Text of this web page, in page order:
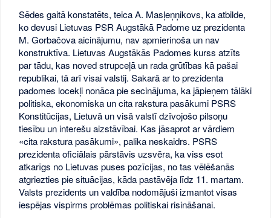
Sēdes gaitā konstatēts, teica A. Masļeņņikovs, ka atbilde,
ko devusi Lietuvas PSR Augstākā Padome uz prezidenta
M. Gorbačova aicinājumu, nav apmierinoša un nav
konstruktīva. Lietuvas Augstākās Padomes kurss atzīts
par tādu, kas noved strupceļā un rada grūtības kā pašai
republikai, tā arī visai valstij. Sakarā ar to prezidenta
padomes locekļi nonāca pie secinājuma, ka jāpieņem tālāki
politiska, ekonomiska un cita rakstura pasākumi PSRS
Konstitūcijas, Lietuvā un visā valstī dzīvojošo pilsoņu
tiesību un interešu aizstāvībai. Kas jāsaprot ar vārdiem
«cita rakstura pasākumi», palika neskaidrs. PSRS
prezidenta oficiālais pārstāvis uzsvēra, ka viss esot
atkarīgs no Lietuvas puses pozīcijas, no tas vēlēšanās
atgriezties pie situācijas, kāda pastāvēja līdz 11. martam.
Valsts prezidents un valdība nodomājuši izmantot visas
iespējas vispirms problēmas politiskai risināšanai.